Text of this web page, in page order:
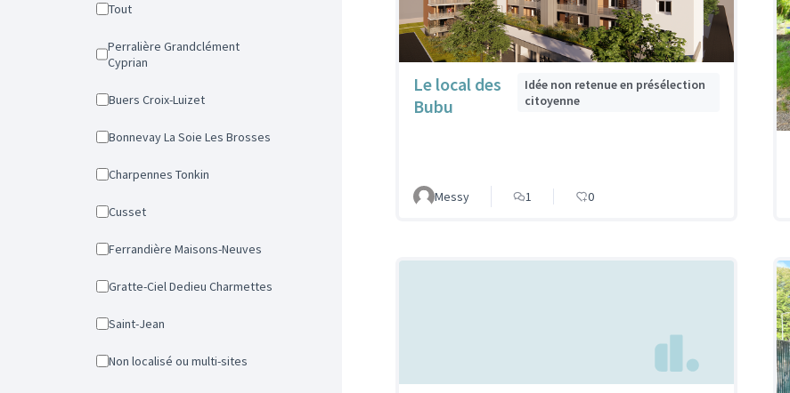
Tout
Perralière Grandclément
Cyprian
Buers Croix-Luizet
Bonnevay La Soie Les Brosses
Charpennes Tonkin
Cusset
Ferrandière Maisons-Neuves
Gratte-Ciel Dedieu Charmettes
Saint-Jean
Non localisé ou multi-sites
Le local des
Bubu
Idée non retenue en présélection
citoyenne
Messy 1 0